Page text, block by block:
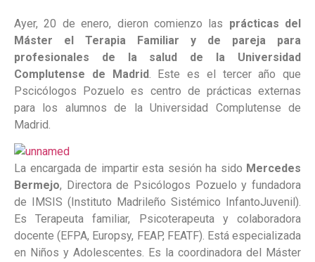
Ayer, 20 de enero, dieron comienzo las prácticas del
Máster el Terapia Familiar y de pareja para
profesionales de la salud de la Universidad
Complutense de Madrid. Este es el tercer año que
Pscicólogos Pozuelo es centro de prácticas externas
para los alumnos de la Universidad Complutense de
Madrid.
La encargada de impartir esta sesión ha sido Mercedes
Bermejo, Directora de Psicólogos Pozuelo y fundadora
de IMSIS (Instituto Madrileño Sistémico InfantoJuvenil).
Es Terapeuta familiar, Psicoterapeuta y colaboradora
docente (EFPA, Europsy, FEAP, FEATF). Está especializada
en Niños y Adolescentes. Es la coordinadora del Máster